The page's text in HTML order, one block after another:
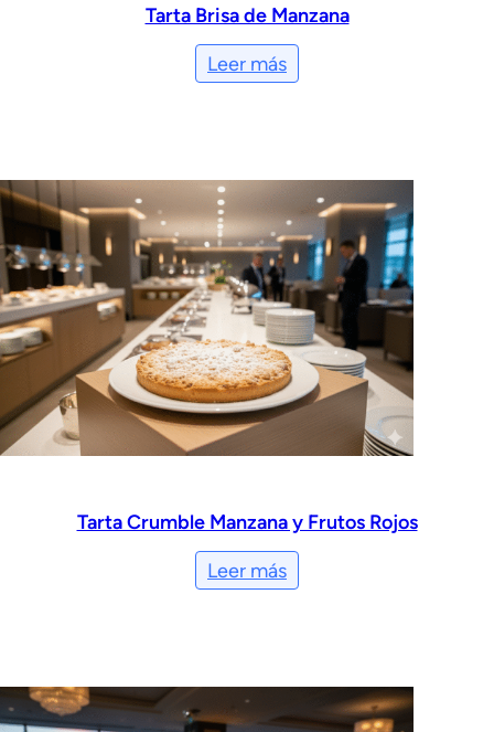
Tarta Brisa de Manzana
Leer más
Tarta Crumble Manzana y Frutos Rojos
Leer más